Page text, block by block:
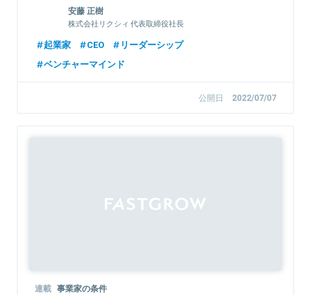
安藤 正樹
株式会社リクシィ 代表取締役社長
起業家 CEO
リーダーシップ
ベンチャーマインド
公開日 2022/07/07
連載 事業家の条件